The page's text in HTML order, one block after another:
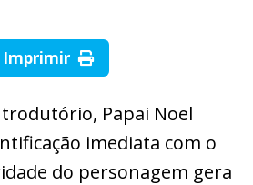
Imprimir
Papai Noel
imediata com o
do personagem gera